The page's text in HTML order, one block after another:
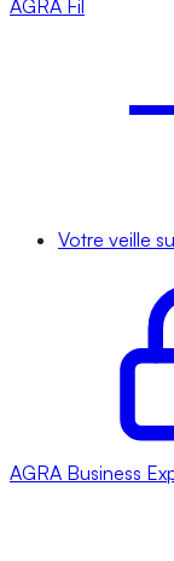
AGRA Fil
Votre veille
AGRA Business